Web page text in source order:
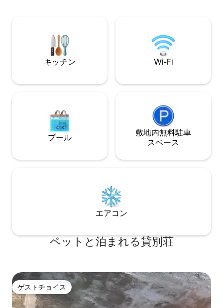
で、1名様につき20,000ウォンの追加料金
（入室時）です。 人数に合わせて設定し
てお支払いいただければ、人数に対する
追加料金はかかりません。 ● ペット同伴
ン）お問い合わせください。 ● ワークシ
屋上と1階のバーベキューエリアでバーベ
キューが可能です。 ● シーサイドパーク
での散歩、フットサル（前日予約）、エ
クストリーム場、バスケットボール、バ
をご利用いただけます。 ● 近くにレール
ワー、小さな集ま
歳の誕生日パーテ
トやパーティーを
由に使用できます。 ❇️1939年に建
庭が❇️あり、韓屋
消毒をしています
ごく稀です。（非
にご予約ください
キッチン Wi-Fi
プール
敷地内無料駐⁠車
ス⁠ペ⁠ー⁠ス
エアコン
ペットと泊まれる貸別荘
ゲストチョイス
ゲストチョイス